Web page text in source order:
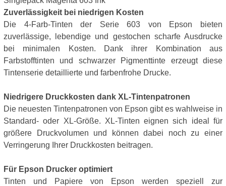
Zuverlässigkeit bei niedrigen Kosten
Die 4-Farb-Tinten der Serie 603 von Epson bieten
zuverlässige, lebendige und gestochen scharfe Ausdrucke
bei minimalen Kosten. Dank ihrer Kombination aus
Farbstofftinten und schwarzer Pigmenttinte erzeugt diese
Tintenserie detaillierte und farbenfrohe Drucke.
Niedrigere Druckkosten dank XL-Tintenpatronen
Die neuesten Tintenpatronen von Epson gibt es wahlweise in
Standard- oder XL-Größe. XL-Tinten eignen sich ideal für
größere Druckvolumen und können dabei noch zu einer
Verringerung Ihrer Druckkosten beitragen.
Für Epson Drucker optimiert
Tinten und Papiere von Epson werden speziell zur